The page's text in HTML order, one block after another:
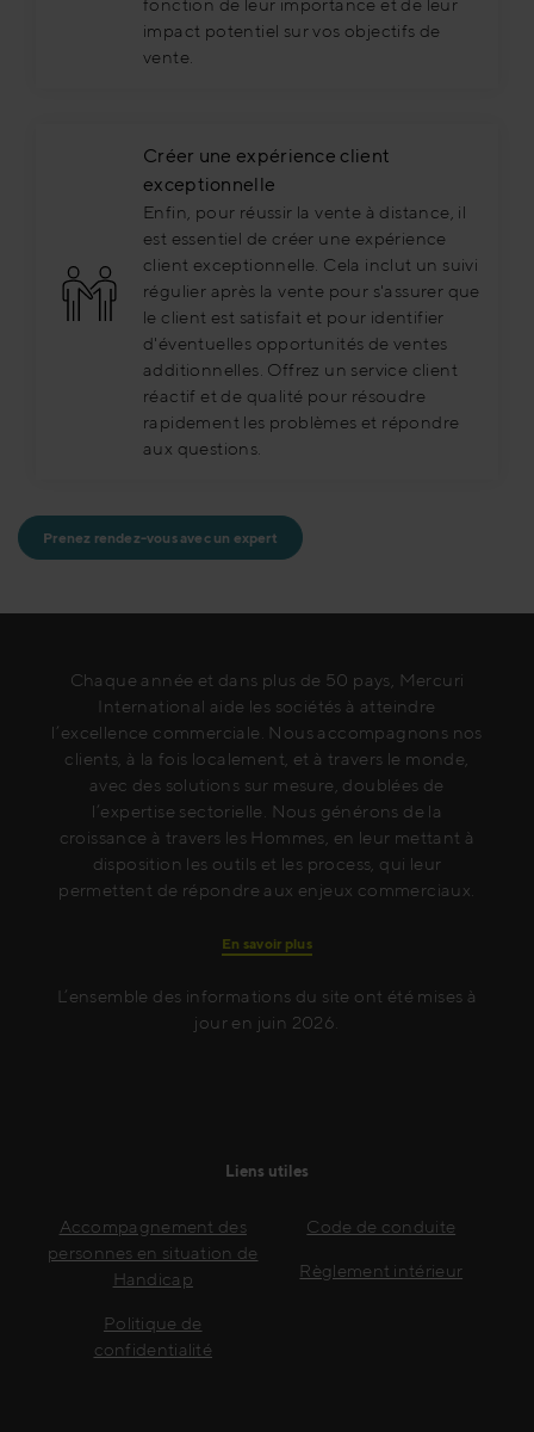
fonction de leur importance et de leur
impact potentiel sur vos objectifs de
vente.
Créer une expérience client
exceptionnelle
Enfin, pour réussir la vente à distance, il
est essentiel de créer une expérience
client exceptionnelle. Cela inclut un suivi
régulier après la vente pour s'assurer que
le client est satisfait et pour identifier
d'éventuelles opportunités de ventes
additionnelles. Offrez un service client
réactif et de qualité pour résoudre
rapidement les problèmes et répondre
aux questions.
Prenez rendez-vous avec un expert
Chaque année et dans plus de 50 pays, Mercuri
International aide les sociétés à atteindre
l’excellence commerciale. Nous accompagnons nos
clients, à la fois localement, et à travers le monde,
avec des solutions sur mesure, doublées de
l’expertise sectorielle. Nous générons de la
croissance à travers les Hommes, en leur mettant à
disposition les outils et les process, qui leur
permettent de répondre aux enjeux commerciaux.
En savoir plus
L’ensemble des informations du site ont été mises à
jour en juin 2026.
Liens utiles
Accompagnement des
personnes en situation de
Handicap
Politique de
confidentialité
Code de conduite
Règlement intérieur